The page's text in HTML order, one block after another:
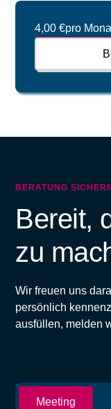
4,00 €pro
BERATUNG SICHERN
Bereit,
zu
Wir freuen uns
persönlich
ausfüllen, melden
Meeting